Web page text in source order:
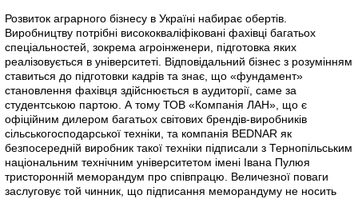
Розвиток аграрного бізнесу в Україні набирає обертів.
Виробництву потрібні висококваліфіковані фахівці багатьох
спеціальностей, зокрема агроінженери, підготовка яких
реалізовується в університеті. Відповідальний бізнес з розумінням
ставиться до підготовки кадрів та знає, що «фундамент»
становлення фахівця здійснюється в аудиторії, саме за
студентською партою. А тому ТОВ «Компанія ЛАН», що є
офіційним дилером багатьох світових брендів-виробників
сільськогосподарської техніки, та компанія BEDNAR як
безпосередній виробник такої техніки підписали з Тернопільським
національним технічним університетом імені Івана Пулюя
тристоронній меморандум про співпрацю. Величезної поваги
заслуговує той чинник, що підписання меморандуму не носить